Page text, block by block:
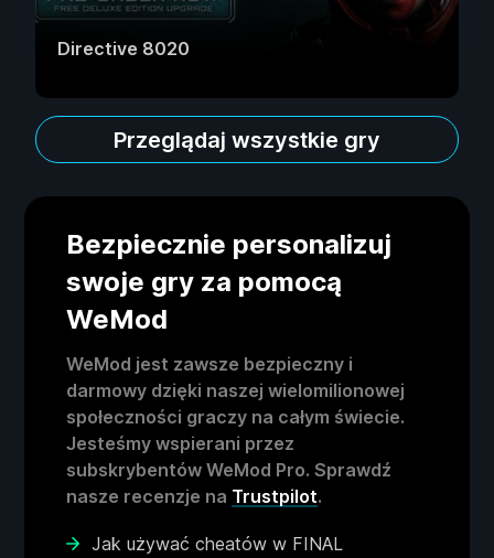
Directive 8020
Przeglądaj wszystkie gry
Bezpiecznie personalizuj
swoje gry za pomocą
WeMod
WeMod jest zawsze bezpieczny i
darmowy dzięki naszej wielomilionowej
społeczności graczy na całym świecie.
Jesteśmy wspierani przez
subskrybentów WeMod Pro. Sprawdź
nasze recenzje na Trustpilot.
Jak używać cheatów w FINAL